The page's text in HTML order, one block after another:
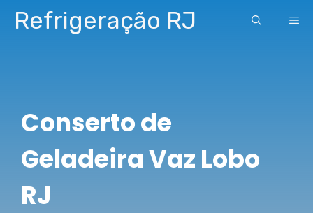
Pular
paraRefrigeração RJ
Conserto de
Geladeira Vaz Lobo
RJ